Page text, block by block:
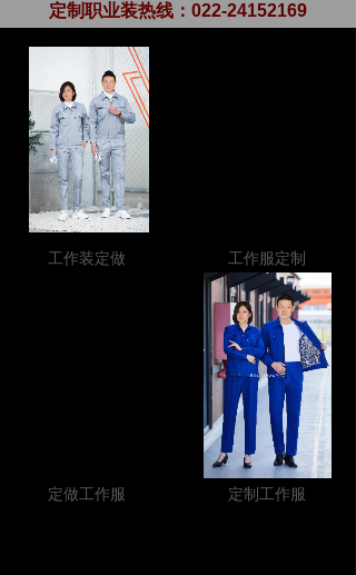
定制职业装热线： 022-24152169
工作服定制
工作装定做
定做工作服 定制工作服